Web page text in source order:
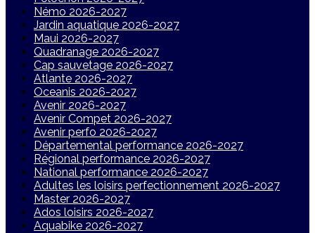
Némo 2026-2027
Jardin aquatique 2026-2027
Maui 2026-2027
Quadranage 2026-2027
Cap sauvetage 2026-2027
Atlante 2026-2027
Oceanis 2026-2027
Avenir 2026-2027
Avenir Compet 2026-2027
Avenir perfo 2026-2027
Départemental performance 2026-2027
Régional performance 2026-2027
National performance 2026-2027
Adultes les loisirs perfectionnement 2026-2027
Master 2026-2027
Ados loisirs 2026-2027
Aquabike 2026-2027